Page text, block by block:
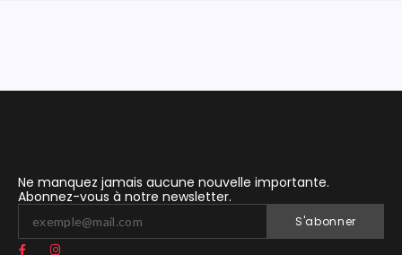
Ne manquez jamais aucune nouvelle importante.
Abonnez-vous à notre newsletter.
S'abonner